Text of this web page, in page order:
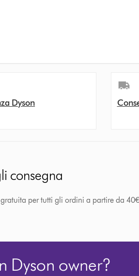
Dyson
consegna
per tutti gli ordini a partire da
Dyson owner?